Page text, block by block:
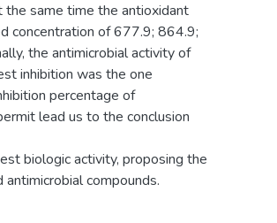
same time the antioxidant
concentration of 677.9; 864.9;
the antimicrobial activity of
inhibition was the one
percentage of
lead us to the conclusion
biologic activity, proposing the
compounds.